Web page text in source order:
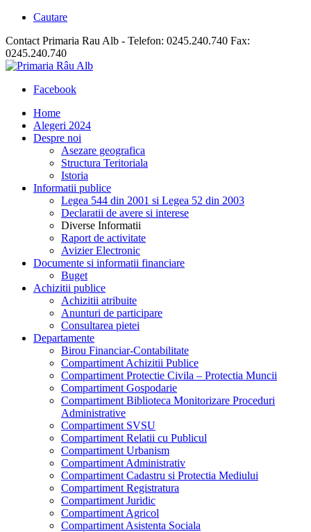
Cautare
Contact Primaria Rau Alb - Telefon: 0245.240.740 Fax:
0245.240.740
Facebook
Home
Alegeri 2024
Despre noi
Asezare geografica
Structura Teritoriala
Istoria
Informatii publice
Legea 544 din 2001 si Legea 52 din 2003
Declaratii de avere si interese
Diverse Informatii
Raport de activitate
Avizier Electronic
Documente si informatii financiare
Buget
Achizitii publice
Achizitii atribuite
Anunturi de participare
Consultarea pietei
Departamente
Birou Financiar-Contabilitate
Compartiment Achizitii Publice
Compartiment Protectie Civila – Protectia Muncii
Compartiment Gospodarie
Compartiment Biblioteca Monitorizare Proceduri
Administrative
Compartiment SVSU
Compartiment Relatii cu Publicul
Compartiment Urbanism
Compartiment Administrativ
Compartiment Cadastru si Protectia Mediului
Compartiment Registratura
Compartiment Juridic
Compartiment Agricol
Compartiment Asistenta Sociala